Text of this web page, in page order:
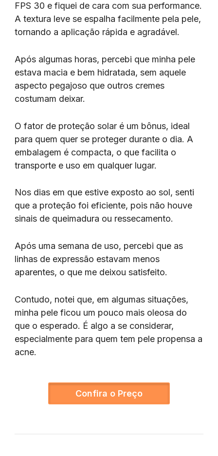
FPS 30 e fiquei de cara com sua performance.
A textura leve se espalha facilmente pela pele,
tornando a aplicação rápida e agradável.
Após algumas horas, percebi que minha pele
estava macia e bem hidratada, sem aquele
aspecto pegajoso que outros cremes
costumam deixar.
O fator de proteção solar é um bônus, ideal
para quem quer se proteger durante o dia. A
embalagem é compacta, o que facilita o
transporte e uso em qualquer lugar.
Nos dias em que estive exposto ao sol, senti
que a proteção foi eficiente, pois não houve
sinais de queimadura ou ressecamento.
Após uma semana de uso, percebi que as
linhas de expressão estavam menos
aparentes, o que me deixou satisfeito.
Contudo, notei que, em algumas situações,
minha pele ficou um pouco mais oleosa do
que o esperado. É algo a se considerar,
especialmente para quem tem pele propensa a
acne.
Confira o Preço